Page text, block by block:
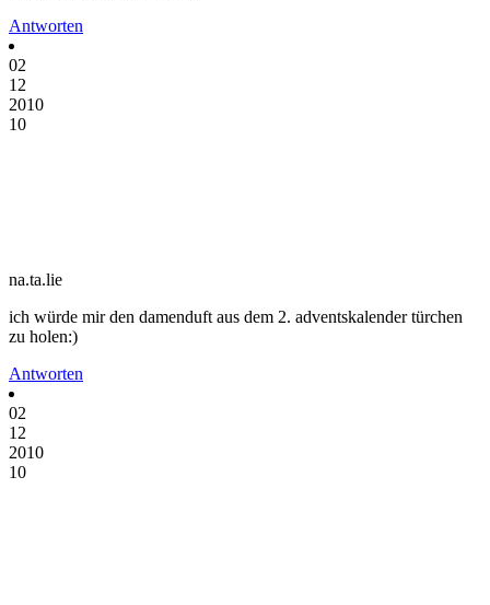
Antworten
02
12
2010
10
na.ta.lie
ich würde mir den damenduft aus dem 2. adventskalender türchen
zu holen:)
Antworten
02
12
2010
10